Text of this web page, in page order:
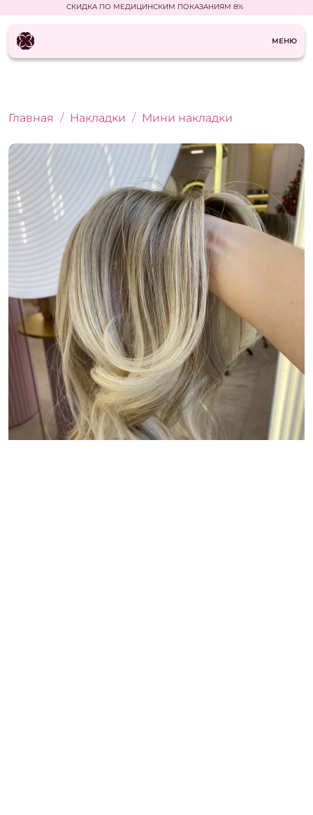
СКИДКА ПО МЕДИЦИНСКИМ ПОКАЗАНИЯМ 8%
МЕНЮ
Главная Накладки Мини накладки